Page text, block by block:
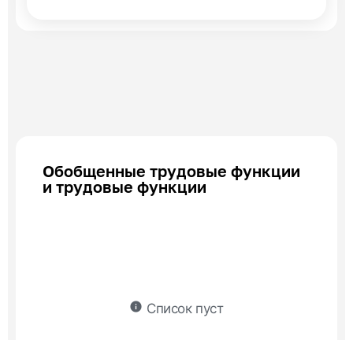
Обобщенные трудовые функции
и трудовые функции
info Список пуст